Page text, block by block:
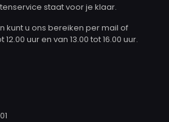
staat voor je klaar.
kunt u ons bereiken per mail of
uur en van 13.00 tot 16.00 uur.